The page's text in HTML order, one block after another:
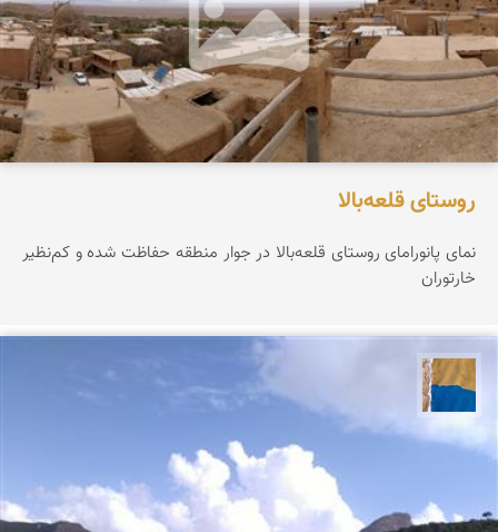
روستای قلعه‌بالا
نمای پانورامای روستای قلعه‌بالا در جوار منطقه حفاظت شده و کم‌نظیر
خارتوران